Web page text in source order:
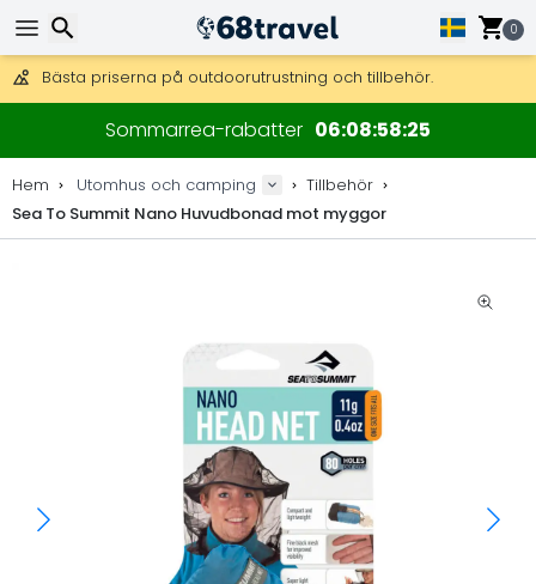
0
DHL Express över natten är också tillgängligt.
30 dagar för retur, 90 dagar för träkartor och dekorationer.
Bästa priserna på outdoorutrustning och tillbehör.
Sommarrea-rabatter 06 08 58 25
Hem Utomhus och camping
Tillbehör
Sea To Summit Nano Huvudbonad mot myggor